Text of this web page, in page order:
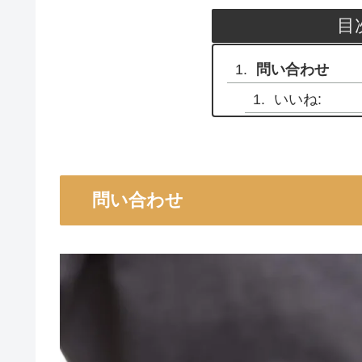
目
問い合わせ
いいね:
問い合わせ